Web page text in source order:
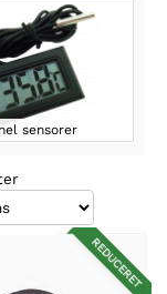
sensorer
REDUCERET